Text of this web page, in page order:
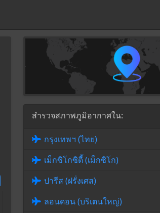
สำรวจสภาพภูมิอากาศใน:
กรุงเทพฯ (ไทย)
เม็กซิโกซิตี้ (เม็กซิโก)
ปารีส (ฝรั่งเศส)
ลอนดอน (บริเตนใหญ่)